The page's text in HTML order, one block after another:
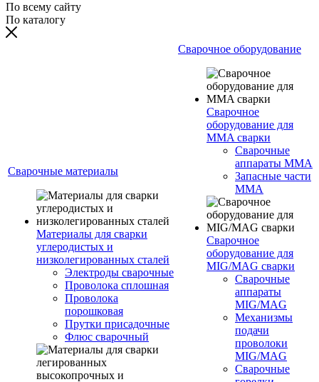
По всему сайту
По каталогу
Сварочные материалы
Материалы для сварки
углеродистых и
низколегированных сталей
Электроды сварочные
Проволока сплошная
Проволока
порошковая
Прутки присадочные
Флюс сварочный
Сварочное оборудование
Сварочное
оборудование для
MMA сварки
Сварочные
аппараты MMA
Запасные части
MMA
Сварочное
оборудование для
MIG/MAG сварки
Сварочные
аппараты
MIG/MAG
Механизмы
подачи
проволоки
MIG/MAG
Сварочные